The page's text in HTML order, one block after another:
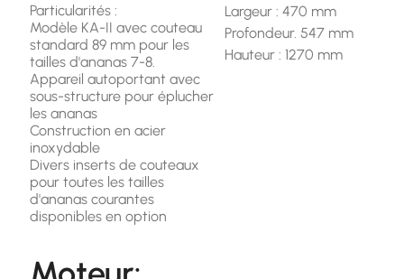
Particularités :
Modèle KA-II avec couteau
standard 89 mm pour les
tailles d'ananas 7-8.
Appareil autoportant avec
sous-structure pour éplucher
les ananas
Construction en acier
inoxydable
Divers inserts de couteaux
pour toutes les tailles
d'ananas courantes
disponibles en option
Largeur : 470 mm
Profondeur. 547 mm
Hauteur : 1270 mm